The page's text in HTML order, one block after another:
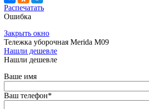
Распечатать
Ошибка
Закрыть окно
Тележка уборочная Merida M09
Нашли дешевле
Нашли дешевле
Ваше имя
Ваш телефон*